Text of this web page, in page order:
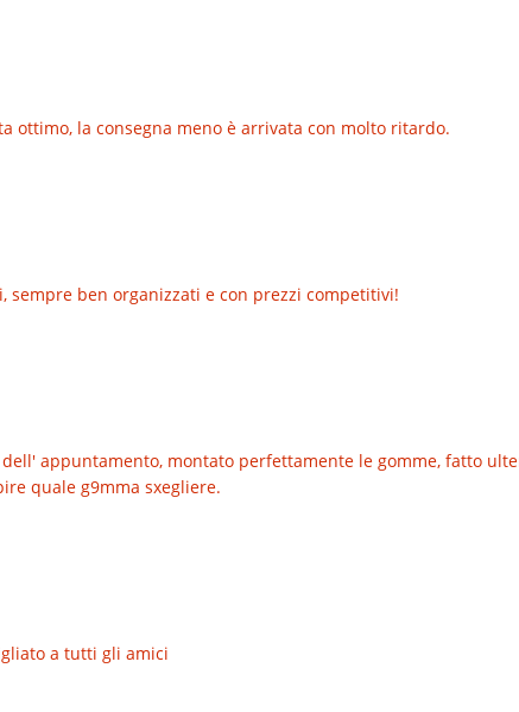
ottimo, la consegna meno è arrivata con molto ritardo.
sempre ben organizzati e con prezzi competitivi!
appuntamento, montato perfettamente le gomme, fatto
quale g9mma sxegliere.
a tutti gli amici